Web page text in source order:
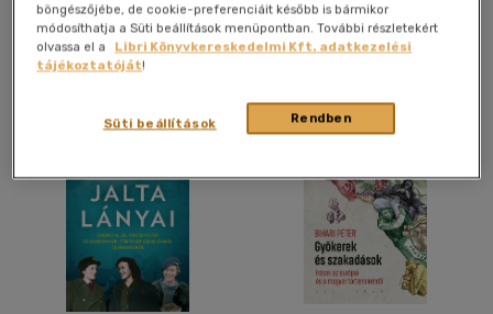
Kosárba
Kosárba
böngészőjébe, de cookie-preferenciáit később is bármikor
módosíthatja a Süti beállítások menüpontban. További részletekért
olvassa el a
Libri Könyvkereskedelmi Kft. adatkezelési
tájékoztatóját!
Rendben
Süti beállítások